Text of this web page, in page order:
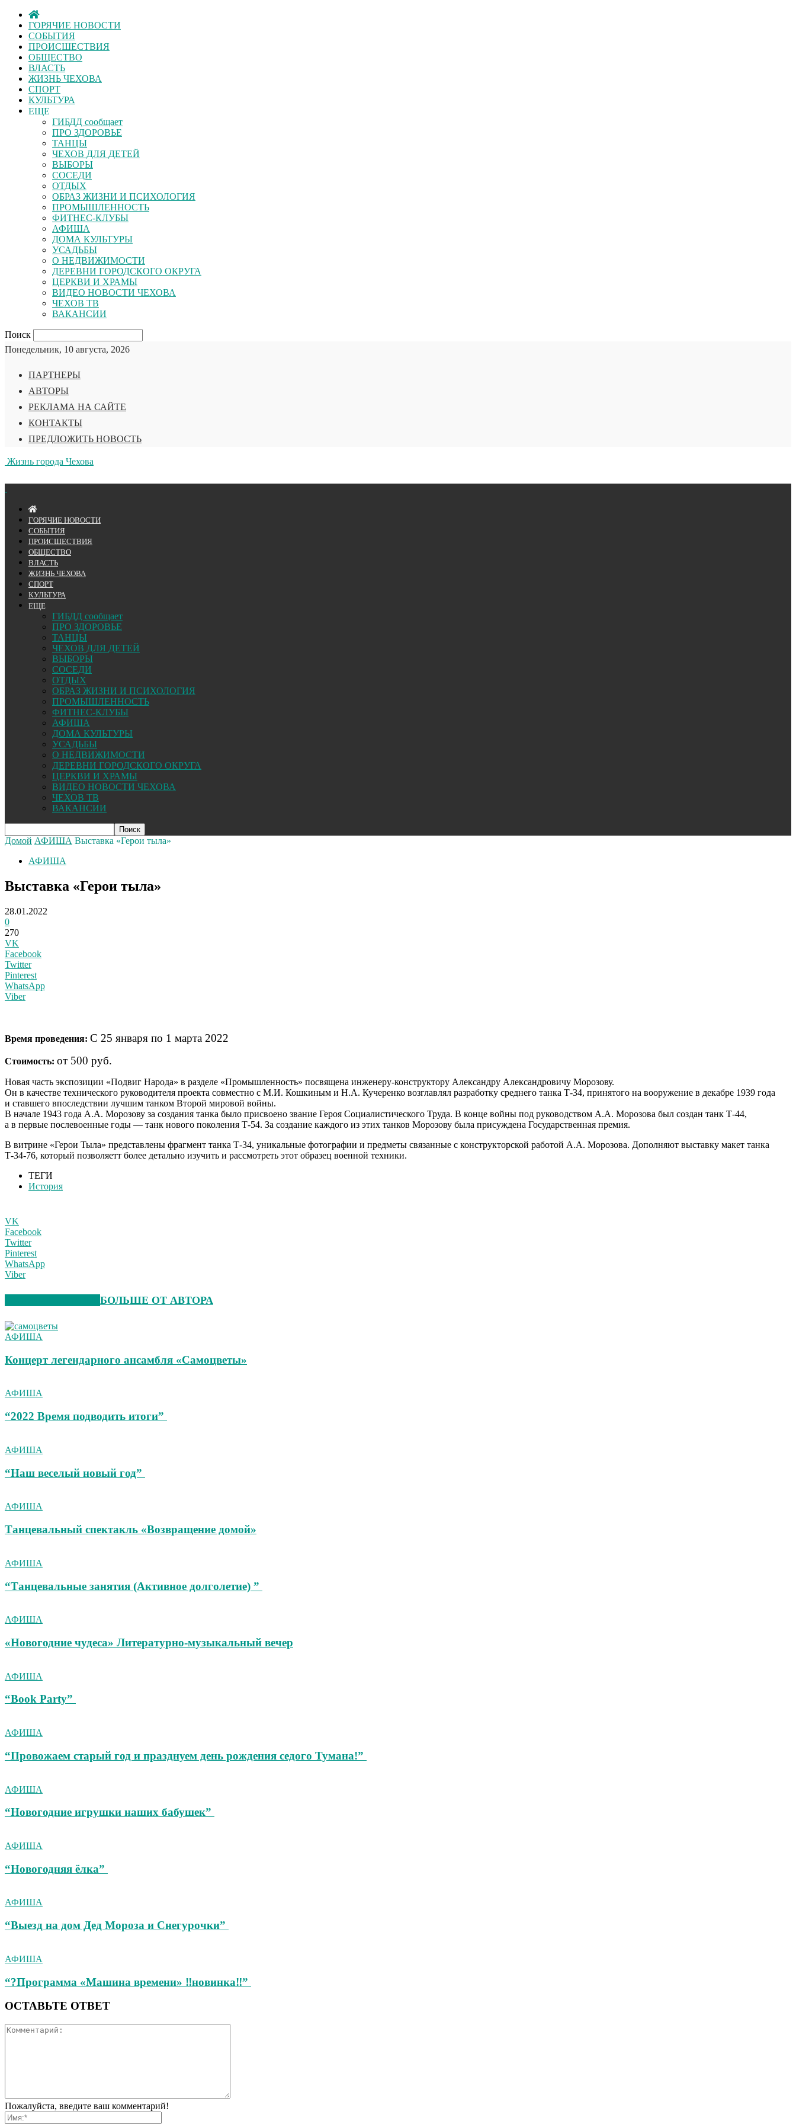
ГОРЯЧИЕ НОВОСТИ
СОБЫТИЯ
ПРОИСШЕСТВИЯ
ОБЩЕСТВО
ВЛАСТЬ
ЖИЗНЬ ЧЕХОВА
СПОРТ
КУЛЬТУРА
ЕЩЕ
ГИБДД сообщает
ПРО ЗДОРОВЬЕ
ТАНЦЫ
ЧЕХОВ ДЛЯ ДЕТЕЙ
ВЫБОРЫ
СОСЕДИ
ОТДЫХ
ОБРАЗ ЖИЗНИ И ПСИХОЛОГИЯ
ПРОМЫШЛЕННОСТЬ
ФИТНЕС-КЛУБЫ
АФИША
ДОМА КУЛЬТУРЫ
УСАДЬБЫ
О НЕДВИЖИМОСТИ
ДЕРЕВНИ ГОРОДСКОГО ОКРУГА
ЦЕРКВИ И ХРАМЫ
ВИДЕО НОВОСТИ ЧЕХОВА
ЧЕХОВ ТВ
ВАКАНСИИ
Поиск
Понедельник, 10 августа, 2026
ПАРТНЕРЫ
АВТОРЫ
РЕКЛАМА НА САЙТЕ
КОНТАКТЫ
ПРЕДЛОЖИТЬ НОВОСТЬ
Жизнь города Чехова
ГОРЯЧИЕ НОВОСТИ
СОБЫТИЯ
ПРОИСШЕСТВИЯ
ОБЩЕСТВО
ВЛАСТЬ
ЖИЗНЬ ЧЕХОВА
СПОРТ
КУЛЬТУРА
ЕЩЕ
ГИБДД сообщает
ПРО ЗДОРОВЬЕ
ТАНЦЫ
ЧЕХОВ ДЛЯ ДЕТЕЙ
ВЫБОРЫ
СОСЕДИ
ОТДЫХ
ОБРАЗ ЖИЗНИ И ПСИХОЛОГИЯ
ПРОМЫШЛЕННОСТЬ
ФИТНЕС-КЛУБЫ
АФИША
ДОМА КУЛЬТУРЫ
УСАДЬБЫ
О НЕДВИЖИМОСТИ
ДЕРЕВНИ ГОРОДСКОГО ОКРУГА
ЦЕРКВИ И ХРАМЫ
ВИДЕО НОВОСТИ ЧЕХОВА
ЧЕХОВ ТВ
ВАКАНСИИ
Домой АФИША Выставка «Герои тыла»
АФИША
Выставка «Герои тыла»
28.01.2022
0
270
VK
Facebook
Twitter
Pinterest
WhatsApp
Viber
Время проведения: С 25 января по 1 марта 2022
Стоимость: от 500 руб.
Новая часть экспозиции «Подвиг Народа» в разделе «Промышленность» посвящена инженеру-конструктору Александру Александровичу Морозову.
Он в качестве технического руководителя проекта совместно с М.И. Кошкиным и Н.А. Кучеренко возглавлял разработку среднего танка Т-34, принятого на вооружение в декабре 1939 года
и ставшего впоследствии лучшим танком Второй мировой войны.
В начале 1943 года А.А. Морозову за создания танка было присвоено звание Героя Социалистического Труда. В конце войны под руководством А.А. Морозова был создан танк Т-44,
а в первые послевоенные годы — танк нового поколения Т-54. За создание каждого из этих танков Морозову была присуждена Государственная премия.
В витрине «Герои Тыла» представлены фрагмент танка Т-34, уникальные фотографии и предметы связанные с конструкторской работой А.А. Морозова. Дополняют выставку макет танка
Т-34-76, который позволяетт более детально изучить и рассмотреть этот образец военной техники.
ТЕГИ
История
VK
Facebook
Twitter
Pinterest
WhatsApp
Viber
БОЛЬШЕ ОТ АВТОРА
АФИША
Концерт легендарного ансамбля «Самоцветы»
АФИША
“2022 Время подводить итоги”
АФИША
“Наш веселый новый год”
АФИША
Танцевальный спектакль «Возвращение домой»
АФИША
“Танцевальные занятия (Активное долголетие) ”
АФИША
«Новогодние чудеса» Литературно-музыкальный вечер
АФИША
“Book Party”
АФИША
“Провожаем старый год и празднуем день рождения седого Тумана!”
АФИША
“Новогодние игрушки наших бабушек”
АФИША
“Новогодняя ёлка”
АФИША
“Выезд на дом Дед Мороза и Снегурочки”
АФИША
“?Программа «Машина времени» ‼новинка‼”
ОСТАВЬТЕ ОТВЕТ
Пожалуйста, введите ваш комментарий!